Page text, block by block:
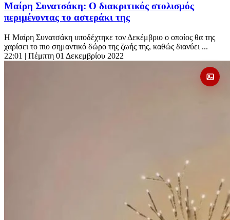
Μαίρη Συνατσάκη: Ο διακριτικός στολισμός
περιμένοντας το αστεράκι της
Η Μαίρη Συνατσάκη υποδέχτηκε τον Δεκέμβριο ο οποίος θα της
χαρίσει το πιο σημαντικό δώρο της ζωής της, καθώς διανύει ...
22:01 | Πέμπτη 01 Δεκεμβρίου 2022